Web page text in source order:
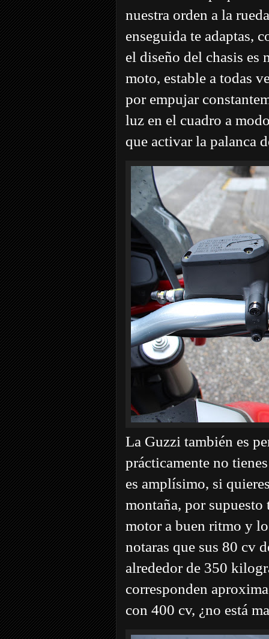
nuestra orden a la
enseguida te adaptas,
el diseño del chasis es
moto, estable a todas
por empujar
luz en el cuadro a
que activar la palanca
La Guzzi también es
prácticamente no
es amplísimo, si
montaña, por supuesto
motor a buen ritmo y
notaras que sus 80 cv
alrededor de 350
corresponden
con 400 cv, ¿no está